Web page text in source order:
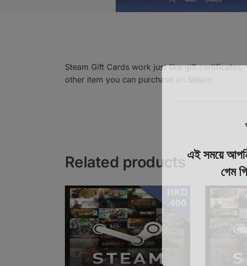
Steam Gift Cards work just like gift
other item you can purchase on Steam.
Related productsএই সময়ে
গেম